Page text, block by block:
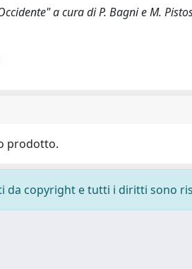
a cura di P. Bagni e M.
prodotto.
da copyright e tutti i diritti sono